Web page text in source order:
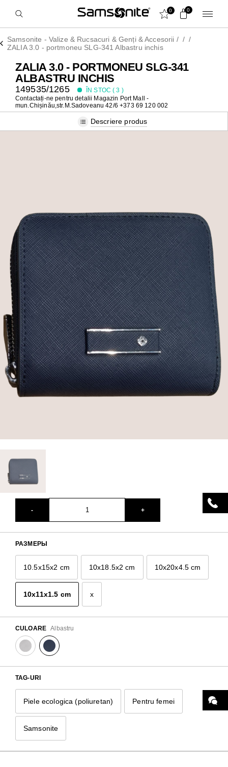
0 0
Samsonite - Valize & Rucsacuri & Genți & Accesorii / / /
ZALIA 3.0 - portmoneu SLG-341 Albastru inchis
ZALIA 3.0 - PORTMONEU SLG-341
ALBASTRU INCHIS
149535/1265 ÎN STOC (3 )
Contactați-ne pentru detalii Magazin Port Mall -
mun.Chișinău,str.M.Sadoveanu 42/6 +373 69 120 002
Descriere produs
- +
РАЗМЕРЫ
10.5x15x2 cm 10x18.5x2 cm 10x20x4.5 cm
10x11x1.5 cm x
CULOARE Albastru
TAG-URI
Piele ecologica (poliuretan) Pentru femei
Samsonite